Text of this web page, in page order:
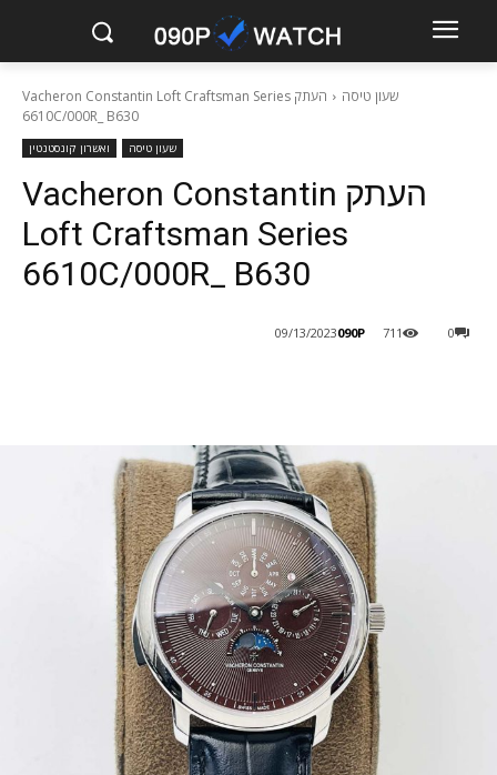
שעון טיסה
העתק Vacheron Constantin Loft Craftsman Series
6610C/000R_ B630
שעון טיסה ואשרון קונסטנטין
העתק Vacheron Constantin
Loft Craftsman Series
6610C/000R_ B630
090P
09/13/2023 0
711